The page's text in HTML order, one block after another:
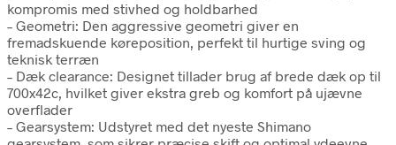
kompromis med stivhed og holdbarhed
– Geometri: Den aggressive geometri giver en
fremadskuende køreposition, perfekt til hurtige sving og
teknisk terræn
– Dæk clearance: Designet tillader brug af brede dæk op til
700x42c, hvilket giver ekstra greb og komfort på ujævne
overflader
– Gearsystem: Udstyret med det nyeste Shimano